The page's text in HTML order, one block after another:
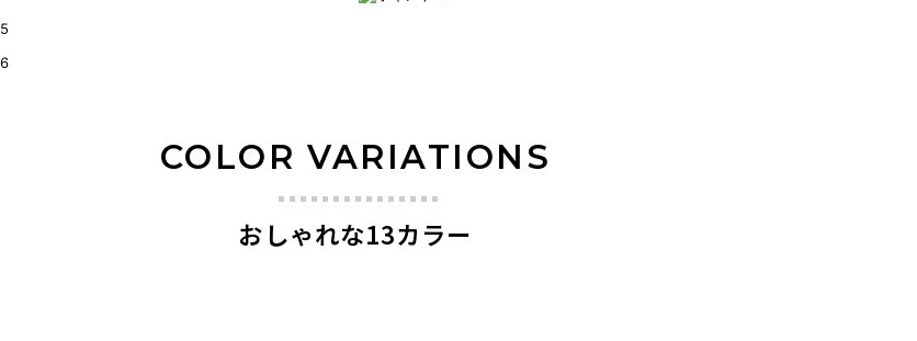
COLOR VARIATIONS
おしゃれな13カラー